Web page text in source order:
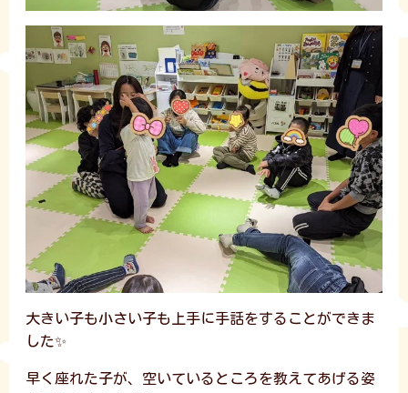
大きい子も小さい子も上手に手話をすることができま
した✨
早く座れた子が、空いているところを教えてあげる姿